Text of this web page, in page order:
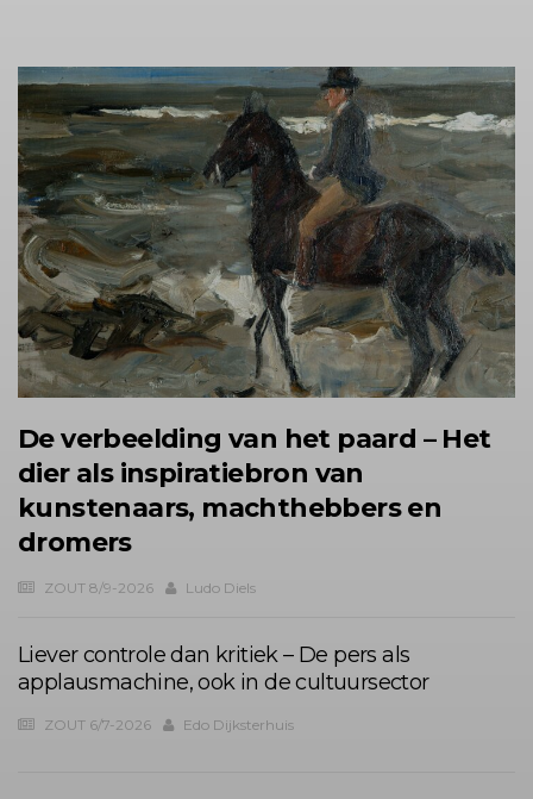
De verbeelding van het paard – Het
dier als inspiratiebron van
kunstenaars, machthebbers en
dromers
ZOUT 8/9-2026 Ludo Diels
Liever controle dan kritiek – De pers als
applausmachine, ook in de cultuursector
ZOUT 6/7-2026 Edo Dijksterhuis